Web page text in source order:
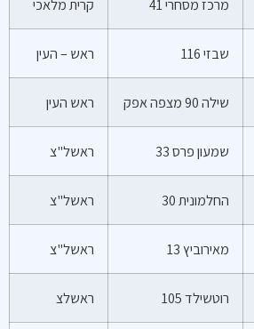
מרכז מסחרי 41 קרית מלאכי
שבזי 116 ראש – העין
שילה 90 מצפה אפק ראש העין
שמעון פרס 33 ראשל"צ
החלמונית 30 ראשל"צ
מאירוביץ 13 ראשל"צ
רוטשילד 105 ראשלצ